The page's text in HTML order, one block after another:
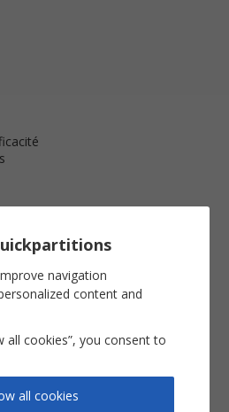
navigation
content and
all cookies”, you consent to
all cookies